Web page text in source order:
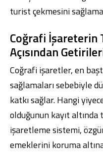
turist çekmesini
Coğrafi İşareterin
Açısından
Coğrafi işaretler, en
sağlamaları sebebiyle
katkı sağlar. Hangi
olduğunun kayıt altında
işaretleme sistemi,
emeklerini koruma